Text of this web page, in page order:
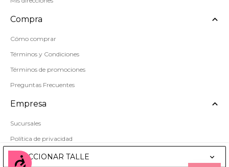
Accesibilidad
SELECCIONAR TALLE
Compra
Cómo comprar
Términos y Condiciones
Términos de promociones
Preguntas Frecuentes
Empresa
Sucursales
Política de privacidad
Mapa del sitio